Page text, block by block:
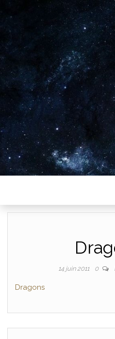
Plus de 2800
14 juin 2011 0
Dragons